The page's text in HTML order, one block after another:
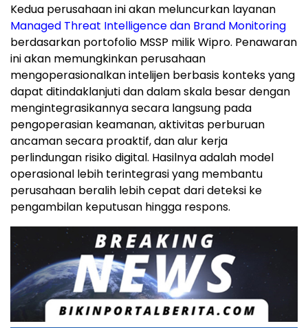
Kedua perusahaan ini akan meluncurkan layanan
Managed Threat Intelligence dan Brand Monitoring
berdasarkan portofolio MSSP milik Wipro. Penawaran
ini akan memungkinkan perusahaan
mengoperasionalkan intelijen berbasis konteks yang
dapat ditindaklanjuti dan dalam skala besar dengan
mengintegrasikannya secara langsung pada
pengoperasian keamanan, aktivitas perburuan
ancaman secara proaktif, dan alur kerja
perlindungan risiko digital. Hasilnya adalah model
operasional lebih terintegrasi yang membantu
perusahaan beralih lebih cepat dari deteksi ke
pengambilan keputusan hingga respons.